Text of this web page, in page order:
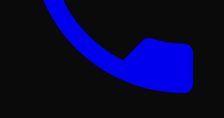
Tôi thường xuyên dành thời gian ngồi lại với các bác thợ
để thảo luận về những mẫu thiết kế mới. Chúng tôi cùng
nhau nghiên cứu các mẫu tiền cổ qua các triều đại để đưa
vào sản phẩm một cách chân thực nhất. Sự kết hợp giữa
kiến thức lịch sử và kỹ năng thủ công giúpvại nước
của Phú Thọ Stone có nét riêng biệt,
không lẫn lộn với bất kỳ nơi nào khác. Khách hàng khi
nhìn thấy sản phẩm của chúng tôi thường cảm nhận được
sự tỉ mỉ và tôn trọng đối với chất liệu tự nhiên.